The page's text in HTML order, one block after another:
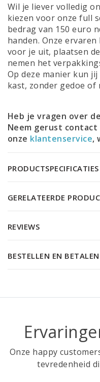
Wil je liever volledig
kiezen voor onze full
bedrag van 150 euro
handen. Onze
voor je uit, plaatsen
nemen het
Op deze manier kun
kast, zonder gedoe of
Heb je vragen over
Neem gerust contact
onze klantenservice,
PRODUCTSPECIFICATIES
GERELATEERDE
REVIEWS
BESTELLEN EN BETALEN
Onze happy
tevredenheid